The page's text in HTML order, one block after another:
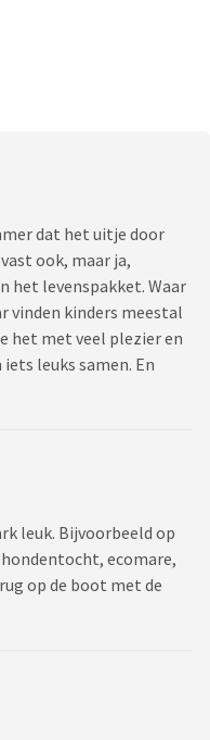
dat het uitje door
ook, maar ja,
levenspakket. Waar
vinden kinders meestal
het met veel plezier en
leuks samen. En
leuk. Bijvoorbeeld op
ecomare,
op de boot met de